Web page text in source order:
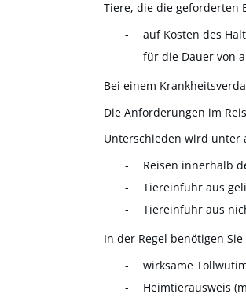
Tiere, die die geforderten
auf Kosten des
für die Dauer von
Bei einem
Die Anforderungen im
Unterschieden wird unter
Reisen innerhalb
Tiereinfuhr aus
Tiereinfuhr aus
In der Regel benötigen
wirksame
Heimtierausweis